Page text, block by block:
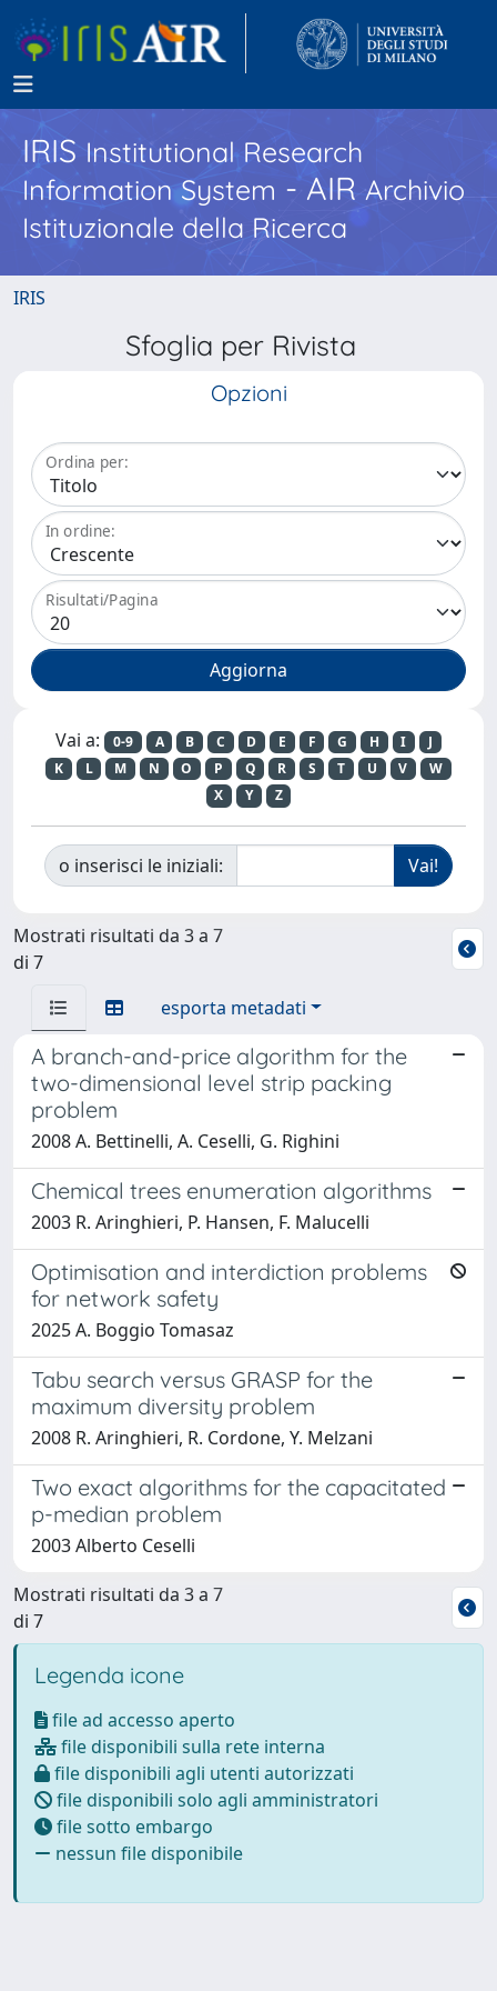
IRISInstitutional Research
Information System - AIR Archivio
Istituzionale della Ricerca
IRIS
Sfoglia per Rivista
Opzioni
Ordina per:
In ordine:
Risultati/Pagina
Vai a: 0-9 A B C D E F G H I
J
K
L M N O P Q R S T U V
W
X
Y Z
o inserisci le iniziali:
Mostrati risultati da 3 a 7
di 7
esporta metadati
A branch-and-price algorithm for the
two-dimensional level strip packing
problem
2008 A. Bettinelli, A. Ceselli, G. Righini
Chemical trees enumeration algorithms
2003 R. Aringhieri, P. Hansen, F. Malucelli
Optimisation and interdiction problems
for network safety
2025 A. Boggio Tomasaz
Tabu search versus GRASP for the
maximum diversity problem
2008 R. Aringhieri, R. Cordone, Y. Melzani
Two exact algorithms for the capacitated
p-median problem
2003 Alberto Ceselli
Mostrati risultati da 3 a 7
di 7
Legenda icone
file ad accesso aperto
file disponibili sulla rete interna
file disponibili agli utenti autorizzati
file disponibili solo agli amministratori
file sotto embargo
nessun file disponibile